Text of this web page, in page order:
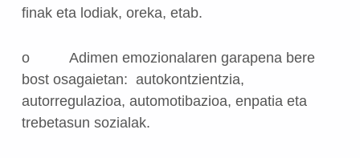
finak eta lodiak, oreka, etab.
o
Adimen emozionalaren garapena bere
bost osagaietan: autokontzientzia,
autorregulazioa, automotibazioa, enpatia eta
trebetasun sozialak.